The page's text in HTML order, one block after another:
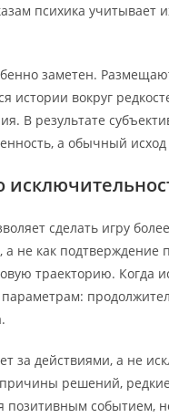
психика учитывает
заметен.
вокруг
В результате
а обычный
сделать игру
а не как
траекторию. Когда
за действиями, а не
решений,
событием,